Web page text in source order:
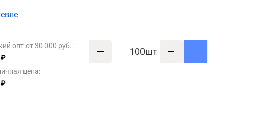
опт от 30 000 руб.:
цена:
шт